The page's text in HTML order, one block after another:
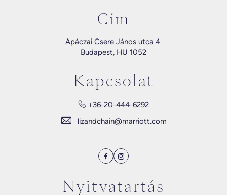
Cím
Apáczai Csere János utca 4.
Budapest, HU 1052
Kapcsolat
+36-20-444-6292
lizandchain@marriott.com
FacebookInstagram
Nyitvatartás